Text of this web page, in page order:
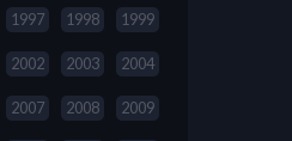
1997 1998 1999
2002 2003 2004
2007 2008 2009